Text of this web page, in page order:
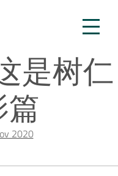
是树仁
2020